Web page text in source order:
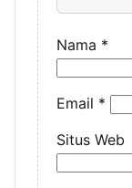
Nama *
Email *
Situs Web